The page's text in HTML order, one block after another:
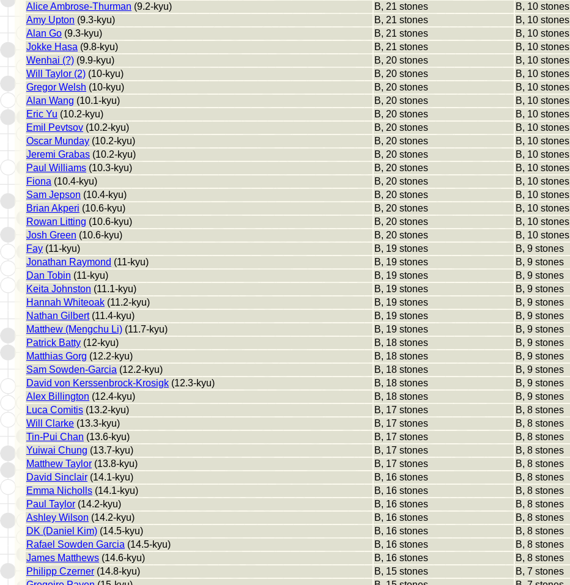
Alice Ambrose-Thurman (9.2-kyu) B, 21 stones B, 10 stones
Amy Upton (9.3-kyu) B, 21 stones B, 10 stones
Alan Go (9.3-kyu) B, 21 stones B, 10 stones
Jokke Hasa (9.8-kyu) B, 21 stones B, 10 stones
Wenhai (?) (9.9-kyu) B, 20 stones B, 10 stones
Will Taylor (2) (10-kyu) B, 20 stones B, 10 stones
Gregor Welsh (10-kyu) B, 20 stones B, 10 stones
Alan Wang (10.1-kyu) B, 20 stones B, 10 stones
Eric Yu (10.2-kyu) B, 20 stones B, 10 stones
Emil Pevtsov (10.2-kyu) B, 20 stones B, 10 stones
Oscar Munday (10.2-kyu) B, 20 stones B, 10 stones
Jeremi Grabas (10.2-kyu) B, 20 stones B, 10 stones
Paul Williams (10.3-kyu) B, 20 stones B, 10 stones
Fiona (10.4-kyu) B, 20 stones B, 10 stones
Sam Jepson (10.4-kyu) B, 20 stones B, 10 stones
Brian Akperi (10.6-kyu) B, 20 stones B, 10 stones
Rowan Litting (10.6-kyu) B, 20 stones B, 10 stones
Josh Green (10.6-kyu) B, 20 stones B, 10 stones
Fay (11-kyu) B, 19 stones B, 9 stones
Jonathan Raymond (11-kyu) B, 19 stones B, 9 stones
Dan Tobin (11-kyu) B, 19 stones B, 9 stones
Keita Johnston (11.1-kyu) B, 19 stones B, 9 stones
Hannah Whiteoak (11.2-kyu) B, 19 stones B, 9 stones
Nathan Gilbert(11.4-kyu) B, 19 stones B, 9 stones
Matthew (Mengchu Li) (11.7-kyu) B, 19 stones B, 9 stones
Patrick Batty (12-kyu) B, 18 stones B, 9 stones
Matthias Gorg (12.2-kyu) B, 18 stones B, 9 stones
Sam Sowden-Garcia (12.2-kyu) B, 18 stones B, 9 stones
David von Kerssenbrock-Krosigk (12.3-kyu) B, 18 stones B, 9 stones
Alex Billington (12.4-kyu) B, 18 stones B, 9 stones
Luca Comitis (13.2-kyu) B, 17 stones B, 8 stones
Will Clarke (13.3-kyu) B, 17 stones B, 8 stones
Tin-Pui Chan (13.6-kyu) B, 17 stones B, 8 stones
Yuiwai Chung (13.7-kyu) B, 17 stones B, 8 stones
Matthew Taylor (13.8-kyu) B, 17 stones B, 8 stones
David Sinclair (14.1-kyu) B, 16 stones B, 8 stones
Emma Nicholls (14.1-kyu) B, 16 stones B, 8 stones
Paul Taylor (14.2-kyu) B, 16 stones B, 8 stones
Ashley Wilson (14.2-kyu) B, 16 stones B, 8 stones
DK (Daniel Kim) (14.5-kyu) B, 16 stones B, 8 stones
Rafael Sowden Garcia (14.5-kyu) B, 16 stones B, 8 stones
James Matthews (14.6-kyu) B, 16 stones B, 8 stones
Philipp Czerner (14.8-kyu) B, 15 stones B, 7 stones